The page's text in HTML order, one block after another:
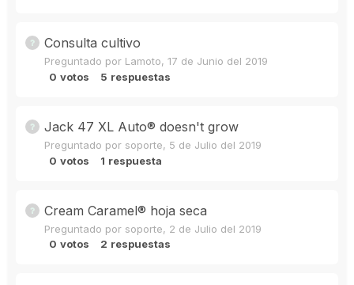
Consulta cultivo
Preguntado por Lamoto, 17 de Junio del 2019
0 votos 5 respuestas
Jack 47 XL Auto® doesn't grow
Preguntado por soporte, 5 de Julio del 2019
0 votos 1 respuesta
Cream Caramel® hoja seca
Preguntado por soporte, 2 de Julio del 2019
0 votos 2 respuestas